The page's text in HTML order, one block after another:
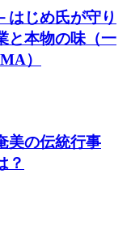
はじめ氏が守り
と本物の味（一
）
美の伝統行事
？